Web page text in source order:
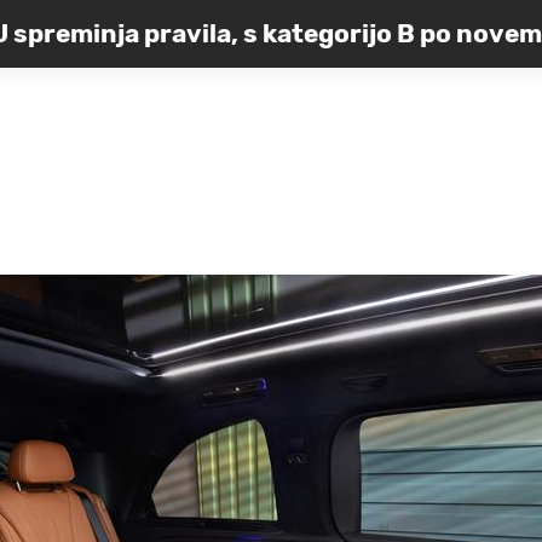
spreminja pravila, s kategorijo B po